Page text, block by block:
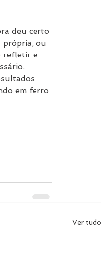
deu certo
própria, ou
refletir e
em ferro
Ver tudo